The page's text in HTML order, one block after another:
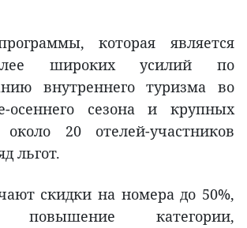
которая является
широких усилий по
внутреннего туризма во
осеннего сезона и крупных
около 20 отелей-участников
льгот.
скидки на номера до 50%,
повышение категории,